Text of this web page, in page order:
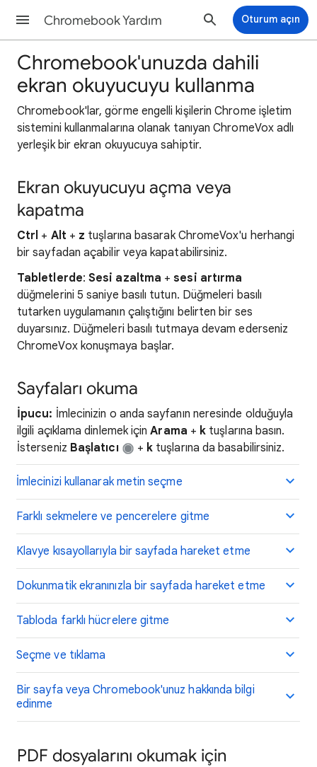
Chromebook Yardım Oturum açın
Chromebook'unuzda dahili
ekran okuyucuyu kullanma
Chromebook'lar, görme engelli kişilerin Chrome işletim
sistemini kullanmalarına olanak tanıyan ChromeVox adlı
yerleşik bir ekran okuyucuya sahiptir.
Ekran okuyucuyu açma veya
kapatma
Ctrl + Alt + z tuşlarına basarak ChromeVox'u herhangi
bir sayfadan açabilir veya kapatabilirsiniz.
Tabletlerde:Sesi azaltma +sesi artırma
düğmelerini 5 saniye basılı tutun. Düğmeleri basılı
tutarken uygulamanın çalıştığını belirten bir ses
duyarsınız. Düğmeleri basılı tutmaya devam ederseniz
ChromeVox konuşmaya başlar.
Sayfaları okuma
İpucu: İmlecinizin o anda sayfanın neresinde olduğuyla
ilgili açıklama dinlemek içinArama + k tuşlarına basın.
İsterseniz Başlatıcı + k tuşlarına da basabilirsiniz.
İmlecinizi kullanarak metin seçme
Farklı sekmelere ve pencerelere gitme
Klavye kısayollarıyla bir sayfada hareket etme
Dokunmatik ekranınızla bir sayfada hareket etme
Tabloda farklı hücrelere gitme
Seçme ve tıklama
Bir sayfa veya Chromebook'unuz hakkında bilgi
edinme
PDF dosyalarını okumak için